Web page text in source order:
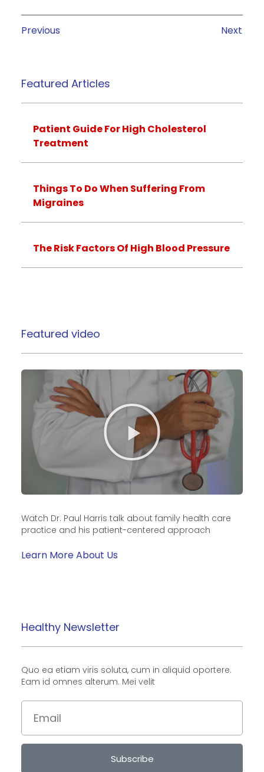
Previous Next
Featured Articles
Patient Guide For High Cholesterol
Treatment
Things To Do When Suffering From
Migraines
The Risk Factors Of High Blood Pressure
Featured video
Watch Dr. Paul Harris talk about family health care
practice and his patient-centered approach
Learn More About Us
Healthy Newsletter
Quo ea etiam viris soluta, cum in aliquid oportere.
Eam id omnes alterum. Mei velit
Subscribe